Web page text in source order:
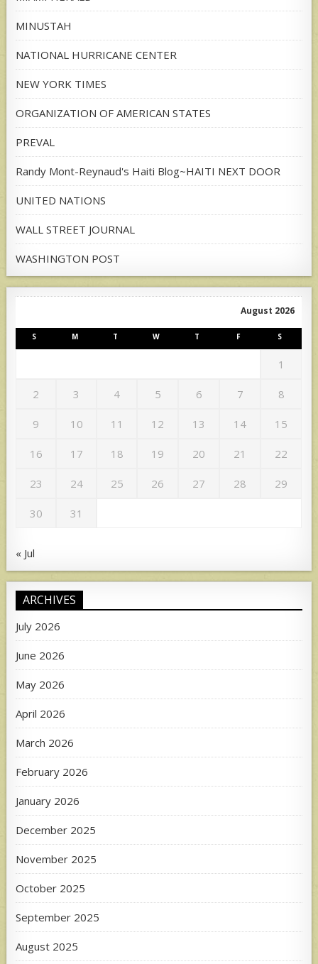
MINUSTAH
NATIONAL HURRICANE CENTER
NEW YORK TIMES
ORGANIZATION OF AMERICAN STATES
PREVAL
Randy Mont-Reynaud's Haiti Blog~HAITI NEXT DOOR
UNITED NATIONS
WALL STREET JOURNAL
WASHINGTON POST
August 2026
S M T W T F S
1
2 3 4 5 6 7 8
9 10 11 12 13 14 15
16 17 18 19 20 21 22
23 24 25 26 27 28 29
30 31
« Jul
ARCHIVES
July 2026
June 2026
May 2026
April 2026
March 2026
February 2026
January 2026
December 2025
November 2025
October 2025
September 2025
August 2025